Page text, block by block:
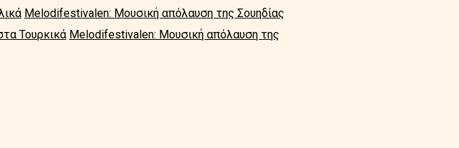
Melodifestivalen: Μουσική απόλαυση της Σουηδίας
Τουρκικά Melodifestivalen: Μουσική απόλαυση της